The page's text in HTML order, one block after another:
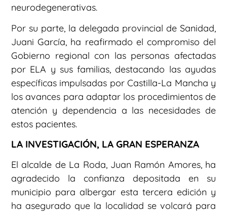
neurodegenerativas.
Por su parte, la delegada provincial de Sanidad,
Juani García, ha reafirmado el compromiso del
Gobierno regional con las personas afectadas
por ELA y sus familias, destacando las ayudas
específicas impulsadas por Castilla-La Mancha y
los avances para adaptar los procedimientos de
atención y dependencia a las necesidades de
estos pacientes.
LA INVESTIGACIÓN, LA GRAN ESPERANZA
El alcalde de La Roda, Juan Ramón Amores, ha
agradecido la confianza depositada en su
municipio para albergar esta tercera edición y
ha asegurado que la localidad se volcará para